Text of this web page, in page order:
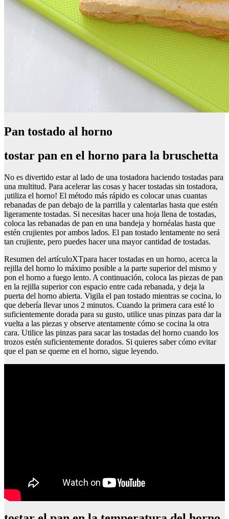
Pan tostado al horno
tostar pan en el horno para la bruschetta
No es divertido estar al lado de una tostadora haciendo tostadas para
una multitud. Para acelerar las cosas y hacer tostadas sin tostadora,
¡utiliza el horno! El método más rápido es colocar unas cuantas
rebanadas de pan debajo de la parrilla y calentarlas hasta que estén
ligeramente tostadas. Si necesitas hacer una hoja llena de tostadas,
coloca las rebanadas de pan en una bandeja y hornéalas hasta que
estén crujientes por ambos lados. El pan tostado lentamente no será
tan crujiente, pero puedes hacer una mayor cantidad de tostadas.
Resumen del artículoXTpara hacer tostadas en un horno, acerca la
rejilla del horno lo máximo posible a la parte superior del mismo y
pon el horno a fuego lento. A continuación, coloca las piezas de pan
en la rejilla superior con espacio entre cada rebanada, y deja la
puerta del horno abierta. Vigila el pan tostado mientras se cocina, lo
que debería llevar unos 2 minutos. Cuando la primera cara esté lo
suficientemente dorada para su gusto, utilice unas pinzas para dar la
vuelta a las piezas y observe atentamente cómo se cocina la otra
cara. Utilice las pinzas para sacar las tostadas del horno cuando los
trozos estén suficientemente dorados. Si quieres saber cómo evitar
que el pan se queme en el horno, sigue leyendo.